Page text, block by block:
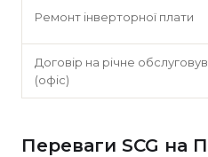
Ремонт інверторної плати
Договір на річне
(офіс)
Переваги SCG на